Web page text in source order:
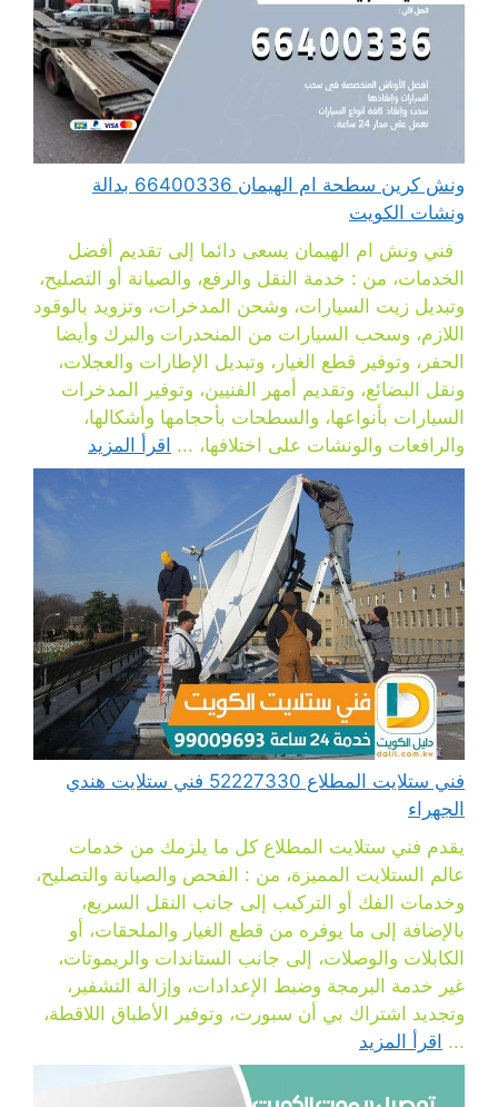
ونش كرين سطحة ام الهيمان 66400336 بدالة
ونشات الكويت
فني ونش ام الهيمان يسعى دائما إلى تقديم أفضل
الخدمات، من : خدمة النقل والرفع، والصيانة أو التصليح،
وتبديل زيت السيارات، وشحن المدخرات، وتزويد بالوقود
اللازم، وسحب السيارات من المنحدرات والبرك وأيضا
الحفر، وتوفير قطع الغيار، وتبديل الإطارات والعجلات،
ونقل البضائع، وتقديم أمهر الفنيين، وتوفير المدخرات
السيارات بأنواعها، والسطحات بأحجامها وأشكالها،
والرافعات والونشات على اختلافها، ... اقرأ المزيد
فني ستلايت المطلاع 52227330 فني ستلايت هندي
الجهراء
يقدم فني ستلايت المطلاع كل ما يلزمك من خدمات
عالم الستلايت المميزة، من : الفحص والصيانة والتصليح،
وخدمات الفك أو التركيب إلى جانب النقل السريع،
بالإضافة إلى ما يوفره من قطع الغيار والملحقات، أو
الكابلات والوصلات، إلى جانب الستاندات والريموتات،
غير خدمة البرمجة وضبط الإعدادات، وإزالة التشفير،
وتجديد اشتراك بي أن سبورت، وتوفير الأطباق اللاقطة،
... اقرأ المزيد